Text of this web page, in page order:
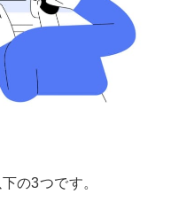
の3つです。